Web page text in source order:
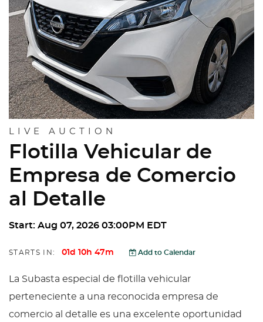
LIVE AUCTION
Flotilla Vehicular de
Empresa de Comercio
al Detalle
Start: Aug 07, 2026 03:00PM EDT
STARTS IN: 01d 10h 47m Add to Calendar
La Subasta especial de flotilla vehicular
perteneciente a una reconocida empresa de
comercio al detalle es una excelente oportunidad